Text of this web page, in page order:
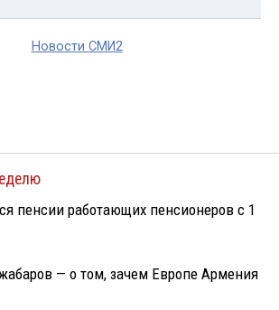
Новости СМИ2
пенсии работающих пенсионеров с 1
— о том, зачем Европе Армения